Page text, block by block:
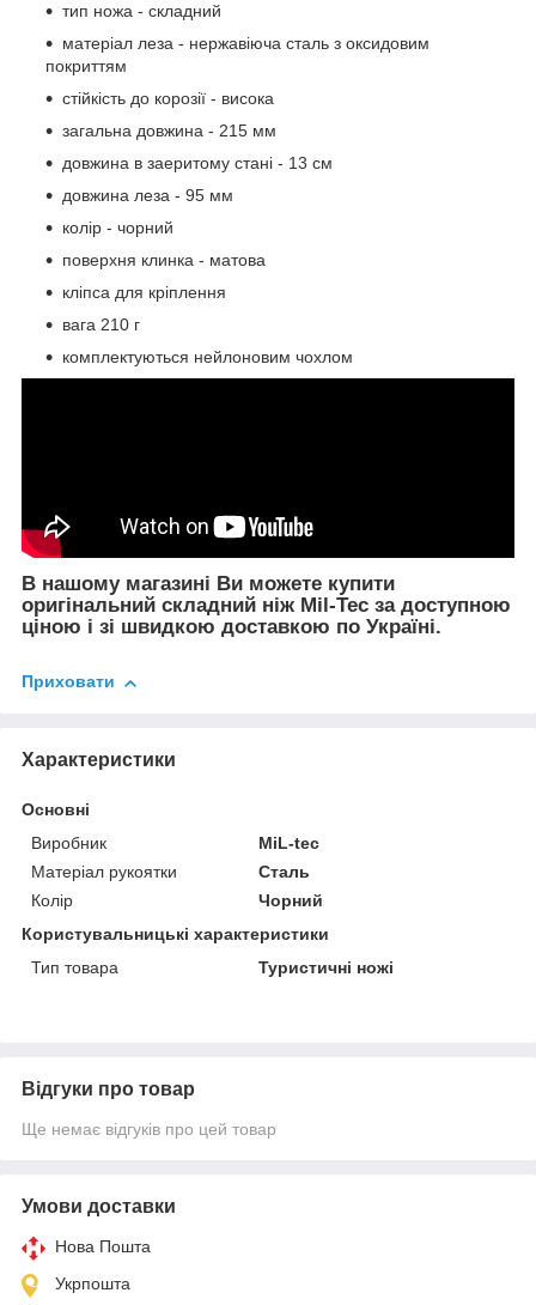
тип ножа - складний
матеріал леза - нержавіюча сталь з оксидовим
покриттям
стійкість до корозії - висока
загальна довжина - 215 мм
довжина в заеритому стані - 13 см
довжина леза - 95 мм
колір - чорний
поверхня клинка - матова
кліпса для кріплення
вага 210 г
комплектуються нейлоновим чохлом
В нашому магазині Ви можете купити
оригінальний складний ніж Mil-Tec за доступною
ціною і зі швидкою доставкою по Україні.
Приховати
Характеристики
Основні
Виробник
MiL-tec
Матеріал рукоятки
Сталь
Колір
Чорний
Користувальницькі характеристики
Тип товара
Туристичні ножі
Відгуки про товар
Ще немає відгуків про цей товар
Умови доставки
Нова Пошта
Укрпошта